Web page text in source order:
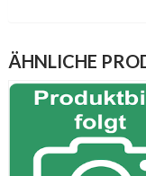
ÄHNLICHE